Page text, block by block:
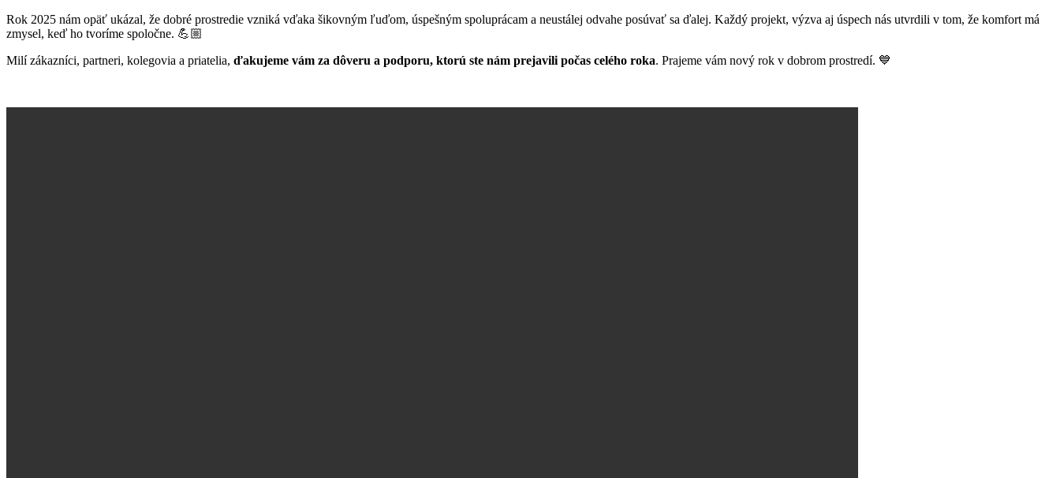
Rok 2025 nám opäť ukázal, že dobré prostredie vzniká vďaka šikovným ľuďom, úspešným spoluprácam a neustálej odvahe posúvať sa ďalej. Každý projekt, výzva aj úspech nás utvrdili v tom, že komfort má
zmysel, keď ho tvoríme spoločne. 💪🏼
Milí zákazníci, partneri, kolegovia a priatelia, ďakujeme vám za dôveru a podporu, ktorú ste nám prejavili počas celého roka. Prajeme vám nový rok v dobrom prostredí. 💙